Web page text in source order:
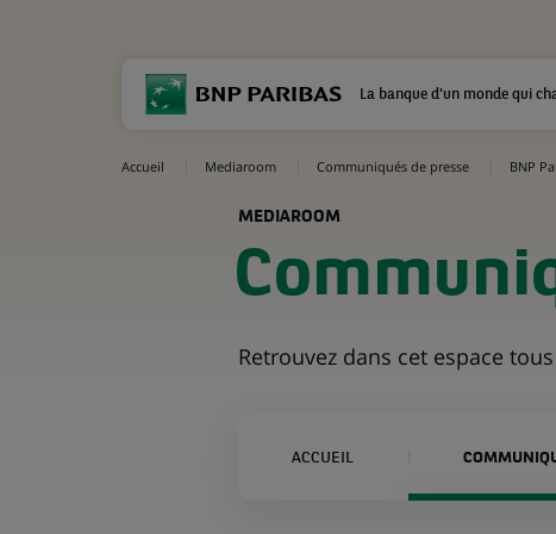
La banque d'un monde qui
Accueil Mediaroom Communiqués de presse BNP
MEDIAROOM
Retrouvez dans cet espace
ACCUEIL